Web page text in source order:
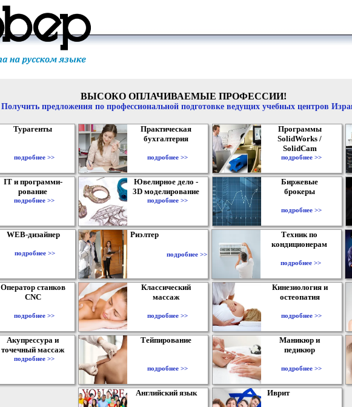
ВЫСОКО ОПЛАЧИВАЕМЫЕ ПРОФЕССИИ!
Получить предложения по профессиональной подготовке ведущих учебных центров
Турагенты
подробнее >>
Практическая
бухгалтерия
подробнее >>
Программы
SolidWorks /
SolidCam
подробнее >>
IT и программи-
рование
подробнее >>
Ювелирное дело -
3D моделирование
подробнее >>
Биржевые
брокеры
подробнее >>
WEB-дизайнер
подробнее >>
Риэлтер
подробнее >>
Техник по
кондиционерам
подробнее >>
Оператор станков
CNC
подробнее >>
Классический
массаж
подробнее >>
Кинезиология и
остеопатия
подробнее >>
Акупрессура и
точечный массаж
подробнее >>
Тейпирование
подробнее >>
Маникюр и
педикюр
подробнее >>
Английский язык Иврит